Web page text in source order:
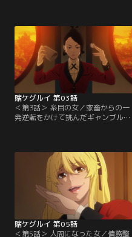
ブルが強い早乙女芽亜里から家畜の
ような扱いを受けていた。そんな鈴
井のクラスに、黒髪の美少女・蛇喰
夢子が転校してくる。まだ学園の掟
を知らない夢子に対し、さっそく芽
亜里は…。
賭ケグルイ 第03話
＜第3話＞ 糸目の女／家畜からの一
発逆転をかけて挑んだギャンブル
同じギャンブルで百合子と一戦交え
ることに。追い詰められた芽亜里を
標的にする百合子は「人間として下
の下」だと夢子が挑発すると、怒り
の表情を見せる百合子。そして白熱
する勝負が佳境を迎えたとき…。
賭ケグルイ 第05話
＜第5話＞ 人間になった女／債務整